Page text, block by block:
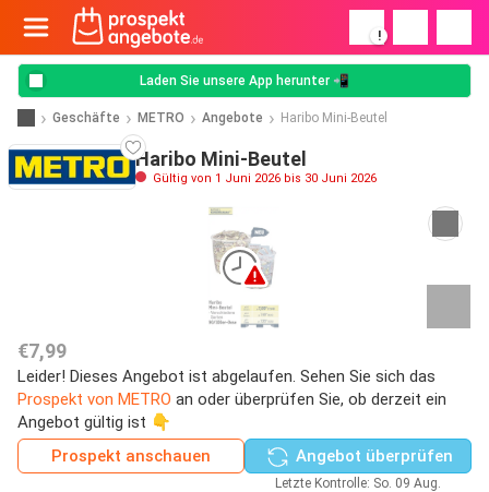
!
Laden Sie unsere App herunter 📲
Geschäfte METRO Angebote Haribo Mini-Beutel
Haribo Mini-Beutel
Gültig von 1 Juni 2026 bis 30 Juni 2026
€7,99
Leider! Dieses Angebot ist abgelaufen. Sehen Sie sich das
Prospekt von METRO an oder überprüfen Sie, ob derzeit ein
Angebot gültig ist 👇
Prospekt anschauen
Angebot überprüfen
Letzte Kontrolle: So. 09 Aug.